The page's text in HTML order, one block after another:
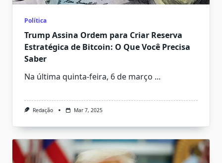
Política
Trump Assina Ordem para Criar Reserva
Estratégica de Bitcoin: O Que Você Precisa
Saber
Na última quinta-feira, 6 de março ...
Redação Mar 7, 2025